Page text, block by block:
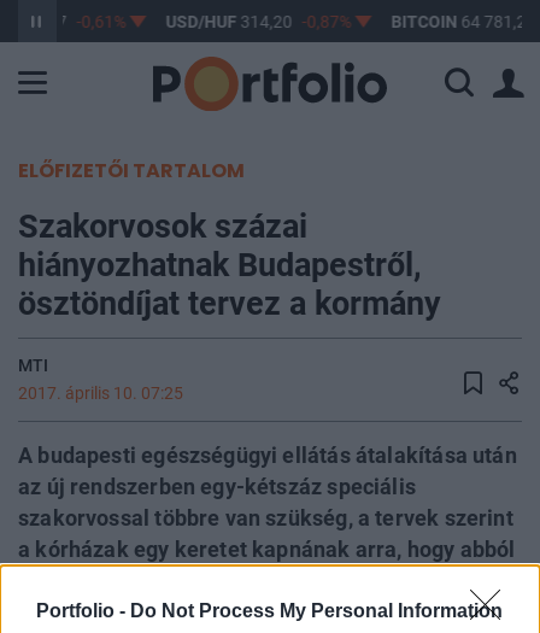
Portfolio - Do Not Process My Personal Information
363,17 -0,61% USD/HUF314,20 -0,87% BITCOIN64 781,29
ELŐFIZETŐI TARTALOM
Szakorvosok százai
hiányozhatnak Budapestről,
ösztöndíjat tervez a kormány
MTI
2017. április 10. 07:25
A budapesti egészségügyi ellátás átalakítása után
az új rendszerben egy-kétszáz speciális
szakorvossal többre van szükség, a tervek szerint
a kórházak egy keretet kapnának arra, hogy abból
megszerzéséhez a saját szakembereiknek -